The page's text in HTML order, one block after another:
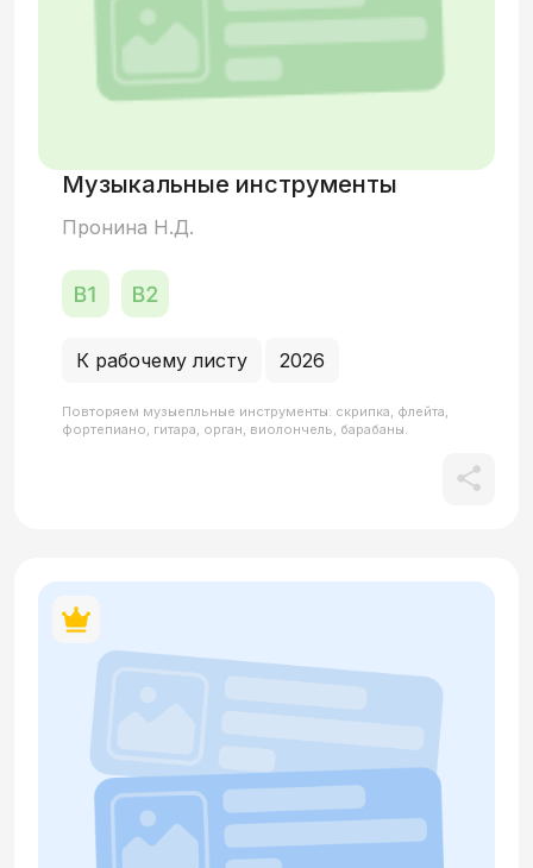
Музыкальные инструменты
Пронина Н.Д.
К рабочему листу 2026
Повторяем музыепльные инструменты: скрипка, флейта,
фортепиано, гитара, орган, виолончель, барабаны.